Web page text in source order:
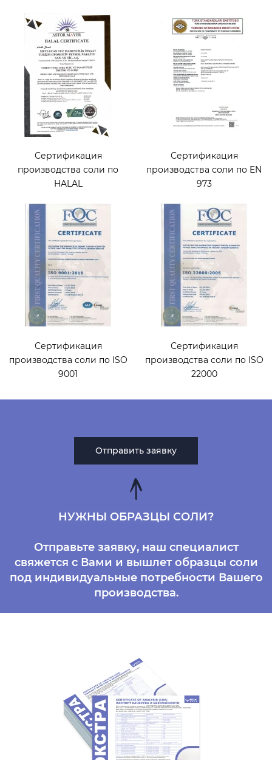
Сертификация
производства соли по
HALAL
Сертификация
производства соли по EN
973
Сертификация
производства соли по ISO
9001
Сертификация
производства соли по ISO
22000
Отправить заявку
НУЖНЫ ОБРАЗЦЫ СОЛИ?
Отправьте заявку, наш специалист
свяжется с Вами и вышлет образцы соли
под индивидуальные потребности Вашего
производства.